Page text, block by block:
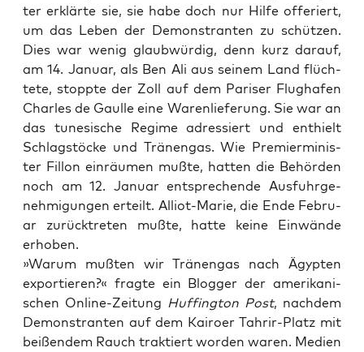
ter erklär­te sie, sie habe doch nur Hil­fe offe­riert,
um das Leben der Demons­tran­ten zu schüt­zen.
Dies war wenig glaub­wür­dig, denn kurz dar­auf,
am 14. Janu­ar, als Ben Ali aus sei­nem Land flüch­
te­te, stopp­te der Zoll auf dem Pari­ser Flug­ha­fen
Charles de Gaul­le eine Waren­lie­fe­rung. Sie war an
das tune­si­sche Regime adres­siert und ent­hielt
Schlag­stö­cke und Trä­nen­gas. Wie Pre­mier­mi­nis­
ter Fil­lon ein­räu­men muß­te, hat­ten die Behör­den
noch am 12. Janu­ar ent­spre­chen­de Aus­fuhr­ge­
neh­mi­gun­gen erteilt. Alli­ot-Marie, die Ende Febru­
ar zurück­tre­ten muß­te, hat­te kei­ne Ein­wän­de
erhoben.
»War­um muß­ten wir Trä­nen­gas nach Ägyp­ten
expor­tie­ren?« frag­te ein Blog­ger der ame­ri­ka­ni­
schen Online-Zei­tung Huf­fing­ton Post, nach­dem
Demons­tran­ten auf dem Kai­ro­er Tah­r­ir-Platz mit
bei­ßen­dem Rauch trak­tiert wor­den waren. Medi­en